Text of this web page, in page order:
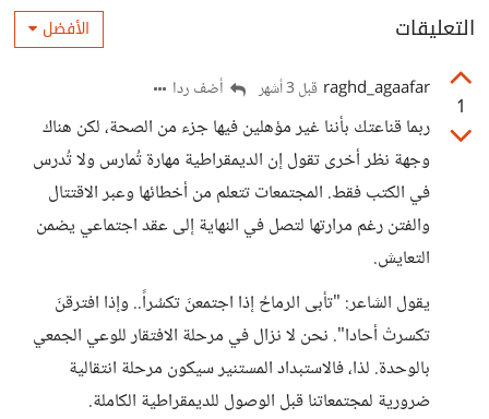
التعليقات الأفضل
1
raghd_agaafar قبل 3 أشهر أضف ردا
ربما قناعتك بأننا غير مؤهلين فيها جزء من الصحة، لكن هناك
وجهة نظر أخرى تقول إن الديمقراطية مهارة تُمارس ولا تُدرس
في الكتب فقط. المجتمعات تتعلم من أخطائها وعبر الاقتتال
والفتن رغم مرارتها لتصل في النهاية إلى عقد اجتماعي يضمن
التعايش.
يقول الشاعر: "تأبى الرماحُ إذا اجتمعنَ تكسُراً.. وإذا افترقنَ
تكسرتْ أحادا". نحن لا نزال في مرحلة الافتقار للوعي الجمعي
بالوحدة. لذا، فالاستبداد المستنير سيكون مرحلة انتقالية
ضرورية لمجتمعاتنا قبل الوصول للديمقراطية الكاملة.